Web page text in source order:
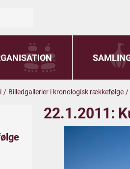
/ Billedgallerier i kronologisk rækkefølge /
22.1.2011: